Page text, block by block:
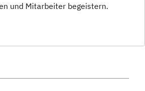
und Mitarbeiter begeistern.